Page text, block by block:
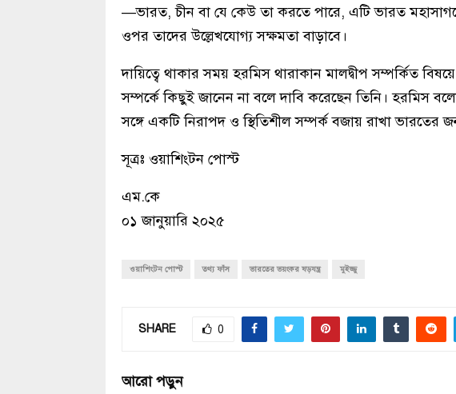
—ভারত, চীন বা যে কেউ তা করতে পারে, এটি ভারত
ওপর তাদের উল্লেখযোগ্য সক্ষমতা বাড়াবে।
দায়িত্বে থাকার সময় হরমিস থারাকান মালদ্বীপ সম্পর্কিত
সম্পর্কে কিছুই জানেন না বলে দাবি করেছেন তিনি। হরমিস
সঙ্গে একটি নিরাপদ ও স্থিতিশীল সম্পর্ক বজায় রাখা ভারতের
সূত্রঃ ওয়াশিংটন পোস্ট
এম.কে
০১ জানুয়ারি ২০২৫
ওয়াশিংটন পোস্ট তথ্য ফাঁস ভারতের ভয়ংকর ষড়যন্ত্র মুইজ্জু
SHARE 0
আরো পড়ুন